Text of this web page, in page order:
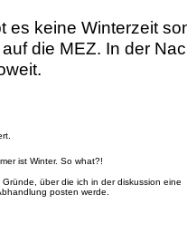
es keine Winterzeit
die MEZ. In der
ist Winter. So what?!
über die ich in der diskussion eine
posten werde.